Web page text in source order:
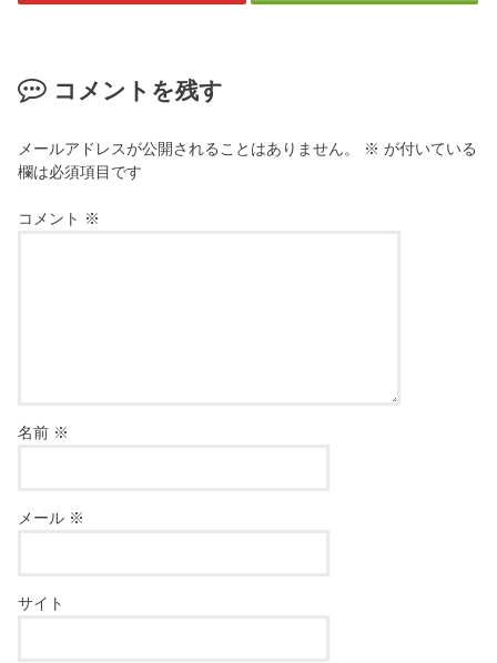
コメントを残す
メールアドレスが公開されることはありません。 ※ が付いている
欄は必須項目です
コメント ※
名前 ※
メール ※
サイト